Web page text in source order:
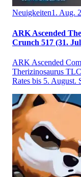
Neuigkeiten1. Aug.
ARK Ascended
Crunch 517 (31.
ARK Ascended
Therizinosaurus
Rates bis 5. August.